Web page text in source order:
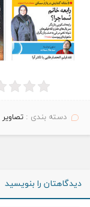
دسته بندی :تصاویر
دیدگاهتان را بنویسید